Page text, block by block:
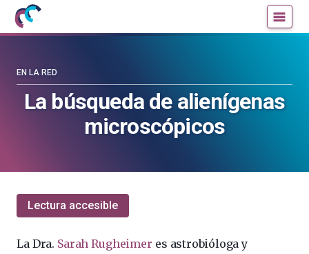
Mujeres
con
la
blog
la
La búsqueda de alienígenas
microscópicos
EN LA RED
Lectura accesible
La Dra. Sarah Rugheimer es astrobióloga y